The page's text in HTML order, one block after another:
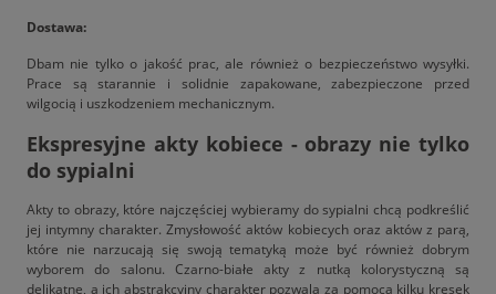
Dostawa:
Dbam nie tylko o jakość prac, ale również o bezpieczeństwo wysyłki.
Prace są starannie i solidnie zapakowane, zabezpieczone przed
wilgocią i uszkodzeniem mechanicznym.
Ekspresyjne akty kobiece - obrazy nie tylko
do sypialni
Akty to obrazy, które najczęściej wybieramy do sypialni chcą podkreślić
jej intymny charakter. Zmysłowość aktów kobiecych oraz aktów z parą,
które nie narzucają się swoją tematyką może być również dobrym
wyborem do salonu. Czarno-białe akty z nutką kolorystyczną są
delikatne, a ich abstrakcyjny charakter pozwala za pomocą kilku kresek